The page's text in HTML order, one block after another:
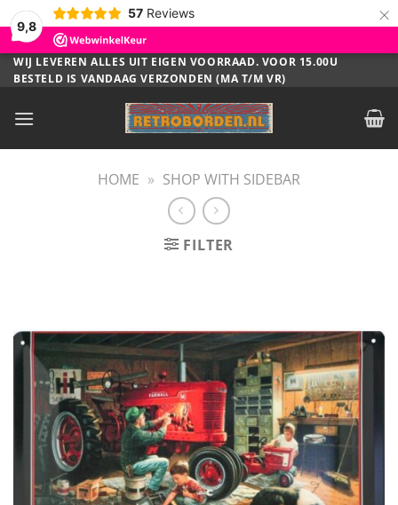
9,8
57 Reviews ×
Ga
naar
WIJ LEVEREN ALLES UIT EIGEN VOORRAAD. VOOR 15.00U
BESTELD IS VANDAAG VERZONDEN (MA T/M VR)
HOME » SHOP WITH SIDEBAR
FILTER